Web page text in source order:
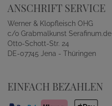
ANSCHRIFT SERVICE
Werner & Klopfleisch OHG
c/o Grabmalkunst Serafinum.de
Otto-Schott-Str. 24
DE-07745 Jena - Thüringen
EINFACH BEZAHLEN